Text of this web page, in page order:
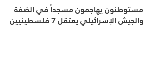
مستوطنون يهاجمون مسجداً في الضفة
والجيش الإسرائيلي يعتقل 7 فلسطينيين